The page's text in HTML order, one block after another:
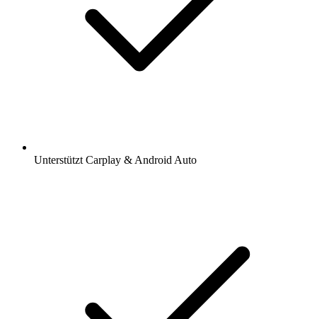
Unterstützt Carplay & Android Auto